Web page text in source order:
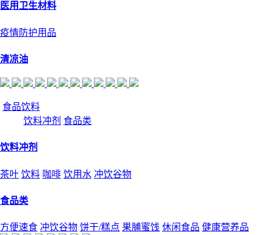
医用卫生材料
疫情防护用品
清凉油
食品饮料
饮料冲剂 食品类
饮料冲剂
茶叶 饮料 咖啡 饮用水 冲饮谷物
食品类
方便速食 冲饮谷物 饼干/糕点 果脯蜜饯 休闲食品 健康营养品